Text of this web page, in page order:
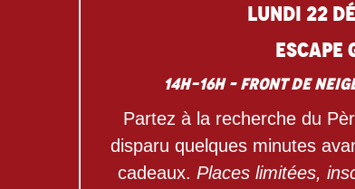
LUNDI 22
Escape
14h-16h – Front de
Partez à la recherche du
disparu quelques minutes
cadeaux. Places limitées,